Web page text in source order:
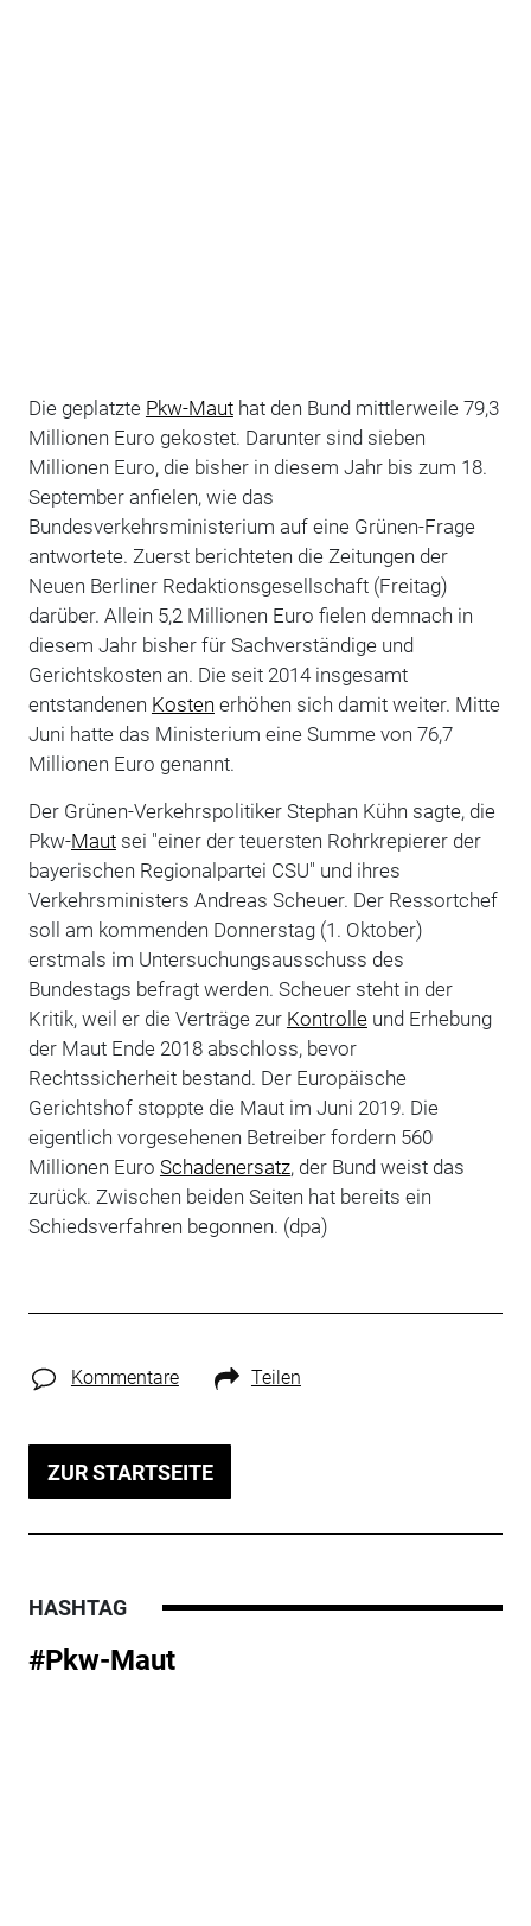
Die geplatzte Pkw-Mauthat den Bund mittlerweile 79,3
Millionen Euro gekostet. Darunter sind sieben
Millionen Euro, die bisher in diesem Jahr bis zum 18.
September anfielen, wie das
Bundesverkehrsministerium auf eine Grünen-Frage
antwortete. Zuerst berichteten die Zeitungen der
Neuen Berliner Redaktionsgesellschaft (Freitag)
darüber. Allein 5,2 Millionen Euro fielen demnach in
diesem Jahr bisher für Sachverständige und
Gerichtskosten an. Die seit 2014 insgesamt
entstandenen Kosten erhöhen sich damit weiter. Mitte
Juni hatte das Ministerium eine Summe von 76,7
Millionen Euro genannt.
Der Grünen-Verkehrspolitiker Stephan Kühn sagte, die
Pkw-Mautsei "einer der teuersten Rohrkrepierer der
bayerischen Regionalpartei CSU" und ihres
Verkehrsministers Andreas Scheuer. Der Ressortchef
soll am kommenden Donnerstag (1. Oktober)
erstmals im Untersuchungsausschuss des
Bundestags befragt werden. Scheuer steht in der
Kritik, weil er die Verträge zur Kontrolleund Erhebung
der Maut Ende 2018 abschloss, bevor
Rechtssicherheit bestand. Der Europäische
Gerichtshof stoppte die Maut im Juni 2019. Die
eigentlich vorgesehenen Betreiber fordern 560
Millionen Euro Schadenersatz, der Bund weist das
zurück. Zwischen beiden Seiten hat bereits ein
Schiedsverfahren begonnen. (dpa)
Kommentare Teilen
ZUR STARTSEITE
HASHTAG
#Pkw-Maut